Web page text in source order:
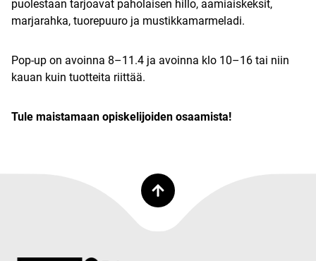
puolestaan tarjoavat paholaisen hillo, aamiaiskeksit,
marjarahka, tuorepuuro ja mustikkamarmeladi.
Pop-up on avoinna 8–11.4 ja avoinna klo 10–16 tai niin
kauan kuin tuotteita riittää.
Tule maistamaan opiskelijoiden osaamista!